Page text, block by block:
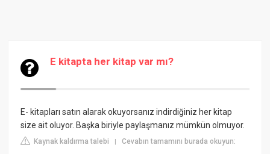
E kitapta her kitap var mı?
E- kitapları satın alarak okuyorsanız indirdiğiniz her kitap
size ait oluyor. Başka biriyle paylaşmanız mümkün olmuyor.
Kaynak kaldırma talebi |Cevabın tamamını burada okuyun: